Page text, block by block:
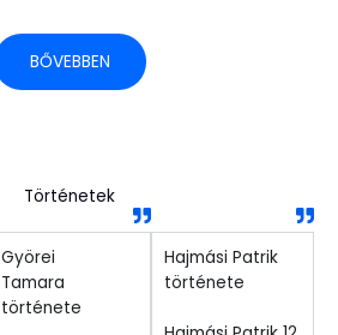
BŐVEBBEN
Történetek
Györei
Tamara
története
Hajmási Patrik
története